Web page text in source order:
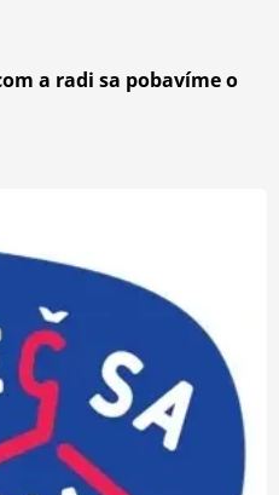
a radi sa pobavíme o